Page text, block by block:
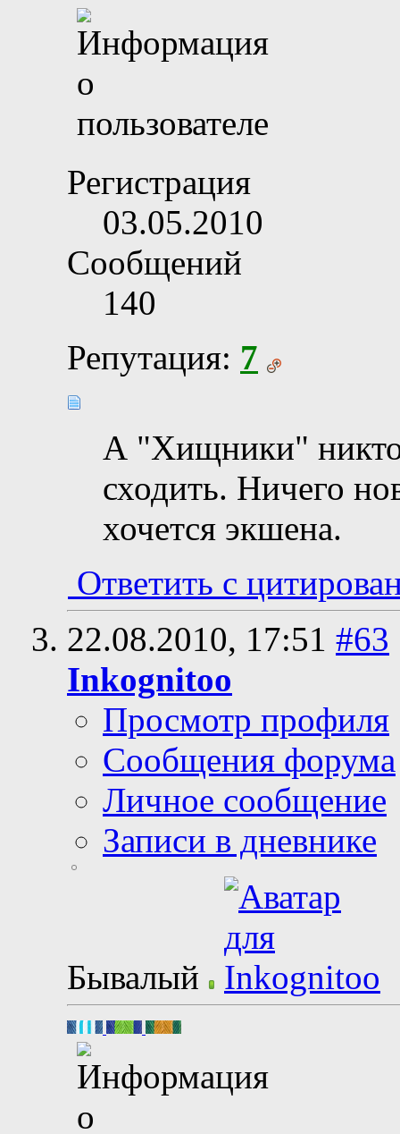
Регистрация
03.05.2010
Сообщений
140
Репутация: 7
А "Хищники" никто
сходить. Ничего
хочется экшена.
Ответить с
22.08.2010, 17:51 #63
Inkognitoo
Просмотр профиля
Сообщения форума
Личное сообщение
Записи в дневнике
Бывалый